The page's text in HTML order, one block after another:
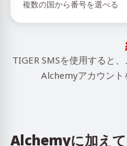
複数の国から番号を選べる
TIGER SMSを使用すると
Alchemyアカウント
Alchemyに加え